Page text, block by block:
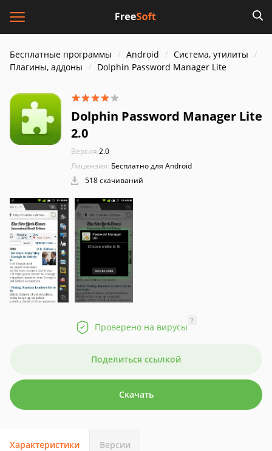
Бесплатные программы Android
Система, утилиты
Плагины, аддоны
Dolphin Password Manager Lite
Dolphin Password Manager Lite
2.0
Версия:2.0
Лицензия: Бесплатно для Android
518 скачиваний
Проверено на вирусы
?
Поделиться ссылкой
Скачать
Характеристики Версии